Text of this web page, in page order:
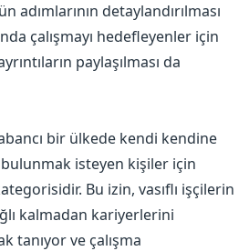
detaylandırılması
çalışmayı hedefleyenler için
paylaşılması da
bir ülkede kendi kendine
isteyen kişiler için
Bu izin, vasıflı işçilerin
kalmadan kariyerlerini
tanıyor ve çalışma